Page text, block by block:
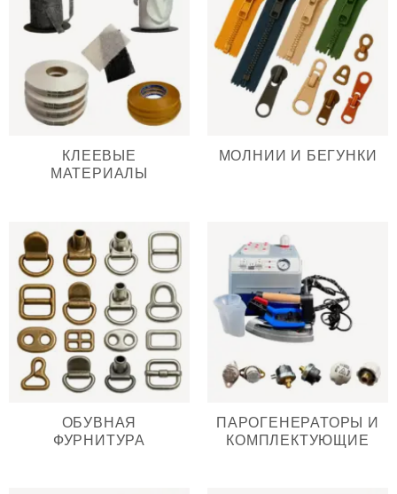
КЛЕЕВЫЕ
МАТЕРИАЛЫ
МОЛНИИ И БЕГУНКИ
ОБУВНАЯ
ФУРНИТУРА
ПАРОГЕНЕРАТОРЫ И
КОМПЛЕКТУЮЩИЕ